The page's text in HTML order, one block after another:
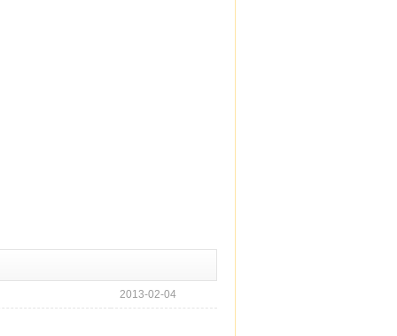
2013-02-04